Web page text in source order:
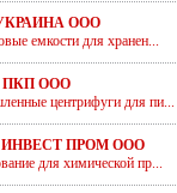
ООО
емкости для хранен...
ПКП ООО
центрифуги для пи...
ИНВЕСТ ПРОМ ООО
для химической пр...